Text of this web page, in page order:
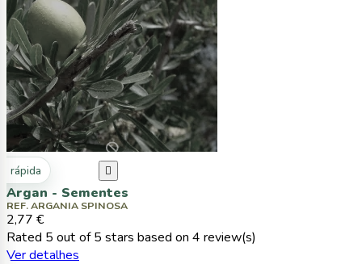
rápida 
Argan - Sementes
REF. ARGANIA SPINOSA
2,77 €
Rated 5 out of 5 stars based on 4 review(s)
Ver detalhes